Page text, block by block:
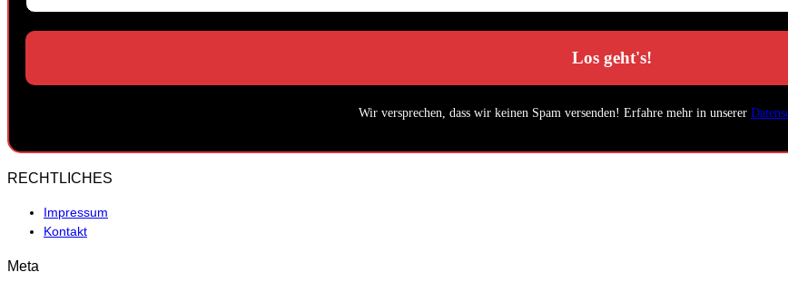
Wir versprechen, dass wir keinen Spam versenden! Erfahre mehr in unserer
RECHTLICHES
Impressum
Kontakt
Meta